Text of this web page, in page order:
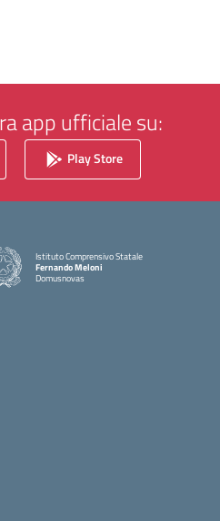
app ufficiale su:
Play Store
Istituto Comprensivo Statale
Fernando Meloni
Domusnovas